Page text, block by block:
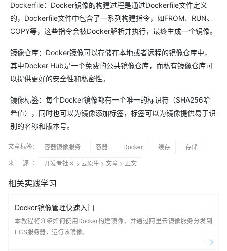
Dockerfile：Docker镜像的构建过程是通过Dockerfile文件定义
的，Dockerfile文件中包含了一系列构建指令，如FROM、RUN、
COPY等，这些指令会被Docker解析并执行，最终生成一个镜像。
镜像仓库：Docker镜像可以存储在本地或者远程的镜像仓库中，
其中Docker Hub是一个免费的公共镜像仓库，而私有镜像仓库可
以提供更好的安全性和私密性。
镜像标签：每个Docker镜像都有一个唯一的标识符（SHA256哈
希值），同时也可以为镜像添加标签，标签可以为镜像提供易于识
别的名称和版本号。
文章标签： 容器镜像服务 容器 Docker 缓存
存储
来 源：
开发者社区 > 云原生 > 文章 > 正文
相关实践学习
Docker镜像管理快速入门
本教程将介绍如何使用Docker构建镜像，并通过阿里云镜像服务分发到
ECS服务器，运行该镜像。